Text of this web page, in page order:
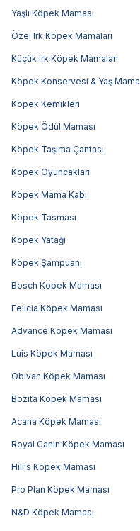
Yaşlı Köpek Maması
Özel Irk Köpek Mamaları
Küçük Irk Köpek Mamaları
Köpek Konservesi & Yaş Mama
Köpek Kemikleri
Köpek Ödül Maması
Köpek Taşıma Çantası
Köpek Oyuncakları
Köpek Mama Kabı
Köpek Tasması
Köpek Yatağı
Köpek Şampuanı
Bosch Köpek Maması
Felicia Köpek Maması
Advance Köpek Maması
Luis Köpek Maması
Obivan Köpek Maması
Bozita Köpek Maması
Acana Köpek Maması
Royal Canin Köpek Maması
Hill's Köpek Maması
Pro Plan Köpek Maması
N&D Köpek Maması